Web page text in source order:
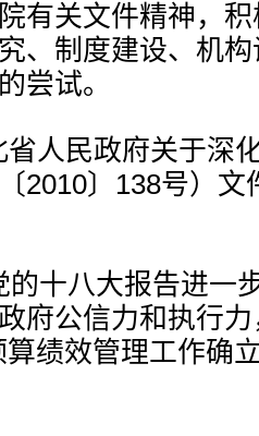
有关文件精神，
、制度建设、机
尝试。
省人民政府关于深
2010〕138号）文
的十八大报告进一
府公信力和执行
算绩效管理工作确